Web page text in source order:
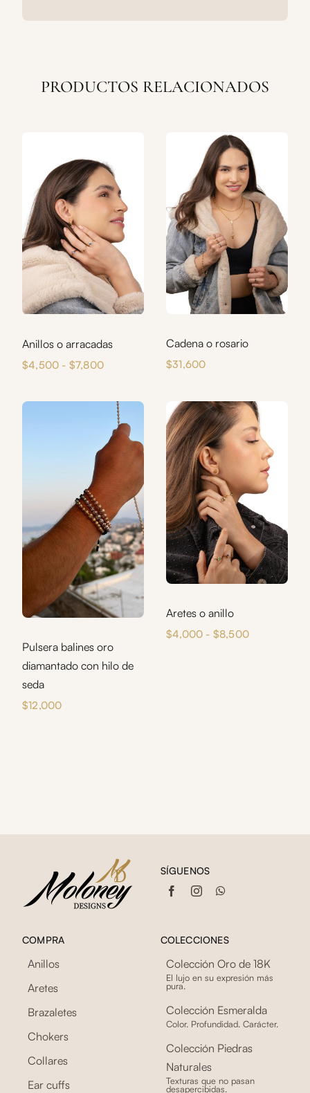
PRODUCTOS RELACIONADOS
Anillos o arracadas
$4,500 - $7,800Rango
desde
$4,500
hasta
Cadena o rosario
$31,600
Pulsera balines oro
diamantado con hilo de
seda
$12,000
Aretes o anillo
$4,000 - $8,500Rango
COMPRA
Anillos
Aretes
Brazaletes
Chokers
Collares
Ear cuffs
COLECCIONES
Colección Oro de 18K
El lujo en su expresión más
pura.
Colección Esmeralda
Color. Profundidad. Carácter.
Colección Piedras
Naturales
Texturas que no pasan
desapercibidas.
SÍGUENOS